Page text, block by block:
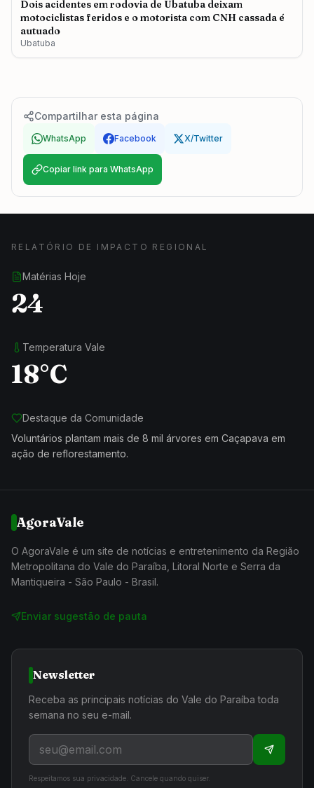
Dois acidentes em rodovia de Ubatuba deixam
motociclistas feridos e o motorista com CNH cassada é
autuado
Ubatuba
Compartilhar esta página
WhatsApp Facebook X/Twitter
Copiar link para WhatsApp
RELATÓRIO DE IMPACTO REGIONAL
Matérias Hoje
24
Temperatura Vale
18°C
Destaque da Comunidade
Voluntários plantam mais de 8 mil árvores em Caçapava em
ação de reflorestamento.
AgoraVale
O AgoraVale é um site de notícias e entretenimento da Região
Metropolitana do Vale do Paraíba, Litoral Norte e Serra da
Mantiqueira - São Paulo - Brasil.
Enviar sugestão de pauta
Newsletter
Receba as principais notícias do Vale do Paraíba toda
semana no seu e-mail.
Respeitamos sua privacidade. Cancele quando quiser.